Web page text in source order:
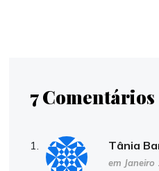
7 Comentários
Tânia
em Janeiro